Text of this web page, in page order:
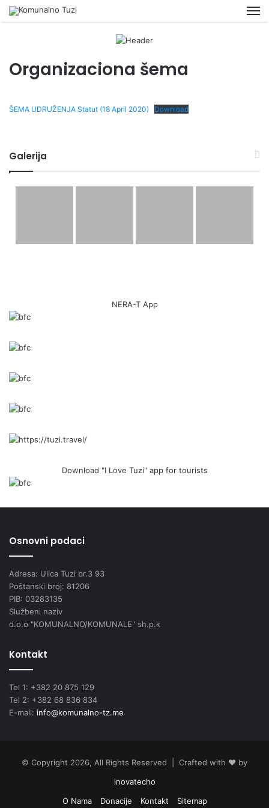
Organizaciona šema
ŠEMA UDRUŽENJA Statut (18 April 2020) Download
Galerija
NERA-T App
Download "I Love Tuzi" app for tourists
Osnovni podaci
Adresa: Ulica Tuzi br.3 93
Poštanski broj: 81206
PIB: 03283135
Službeni naziv
d.o.o "KOMUNALNO/KOMUNALE" sh.p.k
Kontakt
Tel 1: +382 20 875 129
Tel 2: +382 68 836 834
E-mail: info@komunalno-tz.me
© Copyright 2026, All Rights Reserved | Crafted with ❤️ by
inovatecho
O Nama
Donacije Kontakt Sitemap